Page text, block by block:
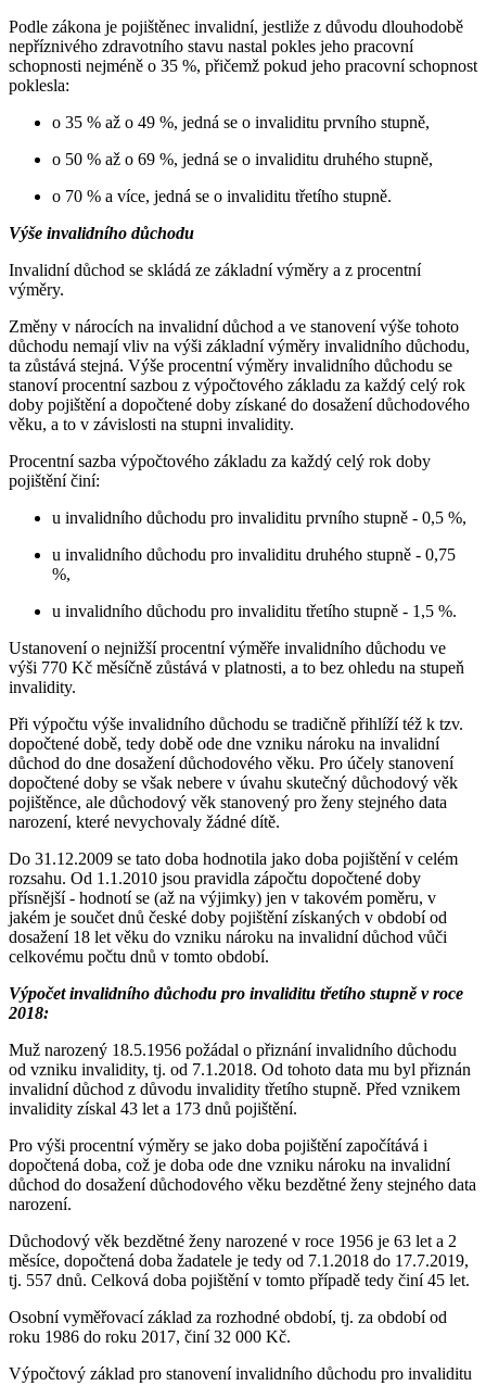
Podle zákona je pojištěnec invalidní, jestliže z důvodu dlouhodobě
nepříznivého zdravotního stavu nastal pokles jeho pracovní
schopnosti nejméně o 35 %, přičemž pokud jeho pracovní schopnost
poklesla:
o 35 % až o 49 %, jedná se o invaliditu prvního stupně,
o 50 % až o 69 %, jedná se o invaliditu druhého stupně,
o 70 % a více, jedná se o invaliditu třetího stupně.
Výše invalidního důchodu
Invalidní důchod se skládá ze základní výměry a z procentní
výměry.
Změny v nárocích na invalidní důchod a ve stanovení výše tohoto
důchodu nemají vliv na výši základní výměry invalidního důchodu,
ta zůstává stejná. Výše procentní výměry invalidního důchodu se
stanoví procentní sazbou z výpočtového základu za každý celý rok
doby pojištění a dopočtené doby získané do dosažení důchodového
věku, a to v závislosti na stupni invalidity.
Procentní sazba výpočtového základu za každý celý rok doby
pojištění činí:
u invalidního důchodu pro invaliditu prvního stupně - 0,5 %,
u invalidního důchodu pro invaliditu druhého stupně - 0,75
%,
u invalidního důchodu pro invaliditu třetího stupně - 1,5 %.
Ustanovení o nejnižší procentní výměře invalidního důchodu ve
výši 770 Kč měsíčně zůstává v platnosti, a to bez ohledu na stupeň
invalidity.
Při výpočtu výše invalidního důchodu se tradičně přihlíží též k tzv.
dopočtené době, tedy době ode dne vzniku nároku na invalidní
důchod do dne dosažení důchodového věku. Pro účely stanovení
dopočtené doby se však nebere v úvahu skutečný důchodový věk
pojištěnce, ale důchodový věk stanovený pro ženy stejného data
narození, které nevychovaly žádné dítě.
Do 31.12.2009 se tato doba hodnotila jako doba pojištění v celém
rozsahu. Od 1.1.2010 jsou pravidla zápočtu dopočtené doby
přísnější - hodnotí se (až na výjimky) jen v takovém poměru, v
jakém je součet dnů české doby pojištění získaných v období od
dosažení 18 let věku do vzniku nároku na invalidní důchod vůči
celkovému počtu dnů v tomto období.
Výpočet invalidního důchodu pro invaliditu třetího stupně v roce
2018:
Muž narozený 18.5.1956 požádal o přiznání invalidního důchodu
od vzniku invalidity, tj. od 7.1.2018. Od tohoto data mu byl přiznán
invalidní důchod z důvodu invalidity třetího stupně. Před vznikem
invalidity získal 43 let a 173 dnů pojištění.
Pro výši procentní výměry se jako doba pojištění započítává i
dopočtená doba, což je doba ode dne vzniku nároku na invalidní
důchod do dosažení důchodového věku bezdětné ženy stejného data
narození.
Důchodový věk bezdětné ženy narozené v roce 1956 je 63 let a 2
měsíce, dopočtená doba žadatele je tedy od 7.1.2018 do 17.7.2019,
tj. 557 dnů. Celková doba pojištění v tomto případě tedy činí 45 let.
Osobní vyměřovací základ za rozhodné období, tj. za období od
roku 1986 do roku 2017, činí 32 000 Kč.
Výpočtový základ pro stanovení invalidního důchodu pro invaliditu